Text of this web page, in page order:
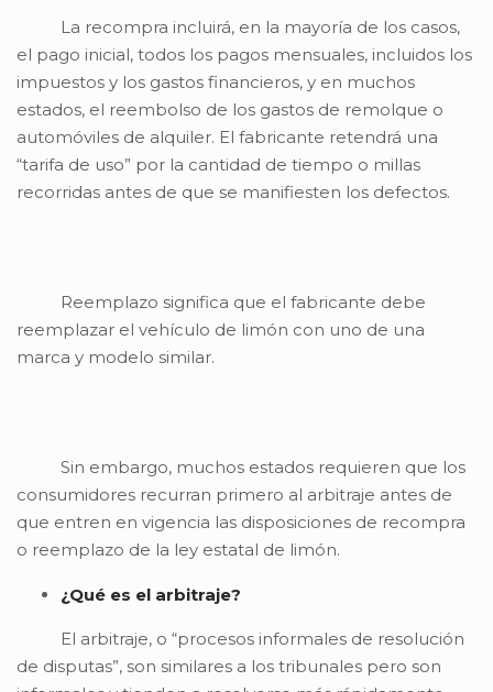
La recompra incluirá, en la mayoría de los casos,
el pago inicial, todos los pagos mensuales, incluidos los
impuestos y los gastos financieros, y en muchos
estados, el reembolso de los gastos de remolque o
automóviles de alquiler. El fabricante retendrá una
“tarifa de uso” por la cantidad de tiempo o millas
recorridas antes de que se manifiesten los defectos.
Reemplazo significa que el fabricante debe
reemplazar el vehículo de limón con uno de una
marca y modelo similar.
Sin embargo, muchos estados requieren que los
consumidores recurran primero al arbitraje antes de
que entren en vigencia las disposiciones de recompra
o reemplazo de la ley estatal de limón.
¿Qué es el arbitraje?
El arbitraje, o “procesos informales de resolución
de disputas”, son similares a los tribunales pero son